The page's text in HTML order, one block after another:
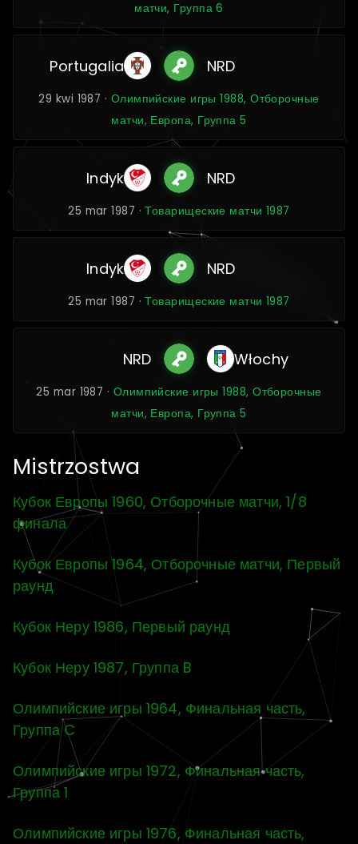
матчи, Группа 6
Portugalia NRD
29 kwi 1987 · Олимпийские игры 1988, Отборочные
матчи, Европа, Группа 5
Indyk NRD
25 mar 1987 ·Товарищеские матчи 1987
Indyk NRD
25 mar 1987 ·Товарищеские матчи 1987
NRD Włochy
25 mar 1987 · Олимпийские игры 1988, Отборочные
матчи, Европа, Группа 5
Mistrzostwa
Кубок Европы 1960, Отборочные матчи, 1/8
финала
Кубок Европы 1964, Отборочные матчи, Первый
раунд
Кубок Неру 1986, Первый раунд
Кубок Неру 1987, Группа B
Олимпийские игры 1964, Финальная часть,
Группа C
Олимпийские игры 1972, Финальная часть,
Группа 1
Олимпийские игры 1976, Финальная часть,